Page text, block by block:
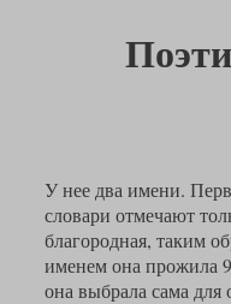
У нее два имени.
словари отмечают
благородная, таким
именем она прожила
она выбрала сама